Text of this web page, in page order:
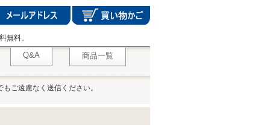
無料。
Q&A 商品一覧
ご遠慮なく送信ください。